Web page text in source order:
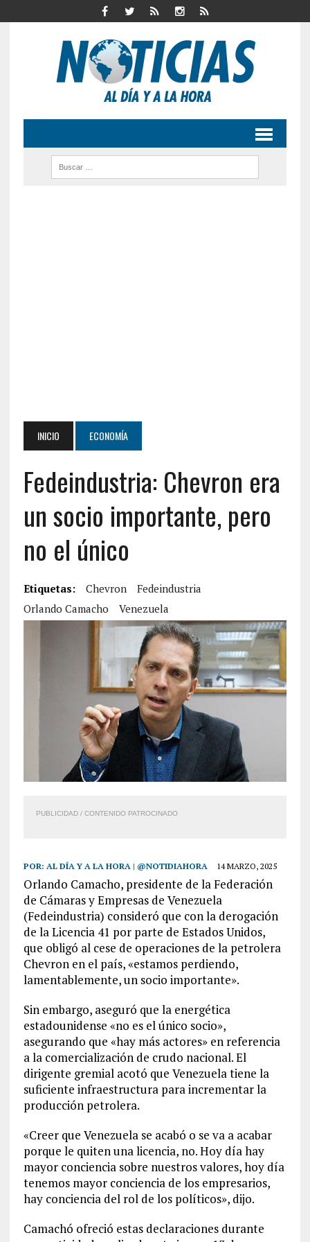
INICIO ECONOMÍA
Fedeindustria: Chevron era
un socio importante, pero
no el único
Etiquetas: Chevron
Fedeindustria
Orlando Camacho
Venezuela
PUBLICIDAD / CONTENIDO PATROCINADO
POR: AL DÍA Y A LA HORA | @NOTIDIAHORA 14 MARZO, 2025
Orlando Camacho, presidente de la Federación
de Cámaras y Empresas de Venezuela
(Fedeindustria) consideró que con la derogación
de la Licencia 41 por parte de Estados Unidos,
que obligó al cese de operaciones de la petrolera
Chevron en el país, «estamos perdiendo,
lamentablemente, un socio importante».
Sin embargo, aseguró que la energética
estadounidense «no es el único socio»,
asegurando que «hay más actores» en referencia
a la comercialización de crudo nacional. El
dirigente gremial acotó que Venezuela tiene la
suficiente infraestructura para incrementar la
producción petrolera.
«Creer que Venezuela se acabó o se va a acabar
porque le quiten una licencia, no. Hoy día hay
mayor conciencia sobre nuestros valores, hoy día
tenemos mayor conciencia de los empresarios,
hay conciencia del rol de los políticos», dijo.
Camachó ofreció estas declaraciones durante